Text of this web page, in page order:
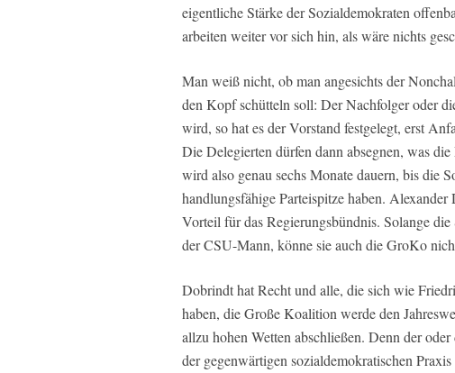
eigentliche Stärke der Sozialdemokraten
arbeiten weiter vor sich hin, als wäre nichts
Man weiß nicht, ob man angesichts der
den Kopf schütteln soll: Der Nachfolger oder
wird, so hat es der Vorstand festgelegt, erst
Die Delegierten dürfen dann absegnen, was
wird also genau sechs Monate dauern, bis die
handlungsfähige Parteispitze haben.
Vorteil für das Regierungsbündnis. Solange
der CSU-Mann, könne sie auch die GroKo
Dobrindt hat Recht und alle, die sich wie
haben, die Große Koalition werde den
allzu hohen Wetten abschließen. Denn der
der gegenwärtigen sozialdemokratischen